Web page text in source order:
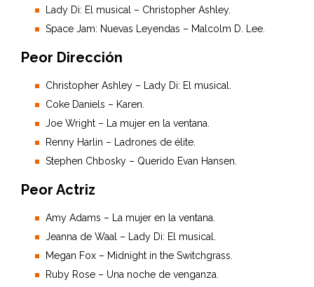
Lady Di: El musical – Christopher Ashley.
Space Jam: Nuevas Leyendas – Malcolm D. Lee.
Peor Dirección
Christopher Ashley – Lady Di: El musical.
Coke Daniels – Karen.
Joe Wright – La mujer en la ventana.
Renny Harlin – Ladrones de élite.
Stephen Chbosky – Querido Evan Hansen.
Peor Actriz
Amy Adams – La mujer en la ventana.
Jeanna de Waal – Lady Di: El musical.
Megan Fox – Midnight in the Switchgrass.
Ruby Rose – Una noche de venganza.